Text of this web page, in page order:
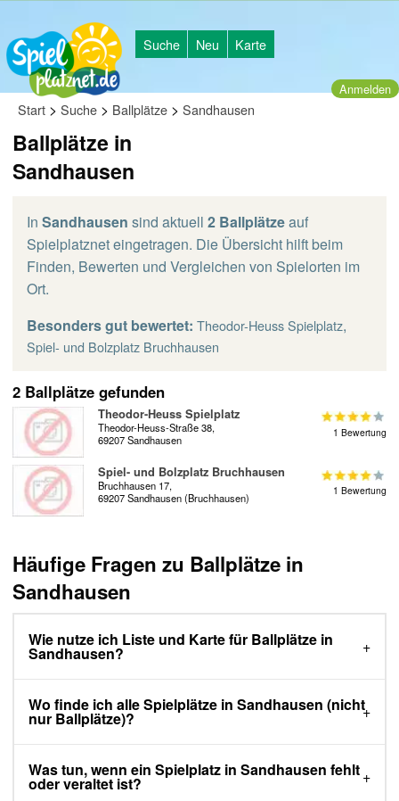
Suche Neu Karte
Anmelden
Start > Suche > Ballplätze > Sandhausen
Ballplätze in
Sandhausen
In Sandhausen sind aktuell 2 Ballplätzeauf
Spielplatznet eingetragen. Die Übersicht hilft beim
Finden, Bewerten und Vergleichen von Spielorten im
Ort.
Besonders gut bewertet: Theodor-Heuss Spielplatz,
Spiel- und Bolzplatz Bruchhausen
2 Ballplätze gefunden
Theodor-Heuss Spielplatz
Theodor-Heuss-Straße 38,
69207 Sandhausen
1 Bewertung
Spiel- und Bolzplatz Bruchhausen
Bruchhausen 17,
69207 Sandhausen (Bruchhausen)
1 Bewertung
Häufige Fragen zu Ballplätze in
Sandhausen
Wie nutze ich Liste und Karte für Ballplätze in
Sandhausen?
Wo finde ich alle Spielplätze in Sandhausen (nicht
nur Ballplätze)?
Was tun, wenn ein Spielplatz in Sandhausen fehlt
oder veraltet ist?